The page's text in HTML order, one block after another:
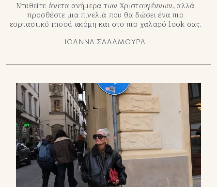
Ντυθείτε άνετα ανήμερα των Χριστουγέννων, αλλά
προσθέστε μια πινελιά που θα δώσει ένα πιο
εορταστικό mood ακόμη και στο πιο χαλαρό look σας.
ΙΩΑΝΝΑ ΣΑΛΑΜΟΥΡΑ